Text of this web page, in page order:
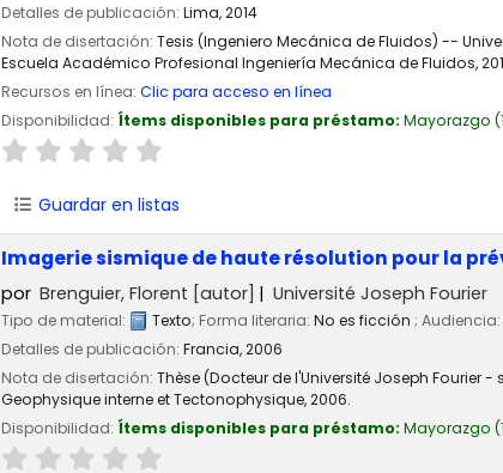
Detalles de publicación: Lima,2014
Nota de disertación: Tesis (Ingeniero Mecánica de Fluidos) --
Escuela Académico Profesional Ingeniería Mecánica de Fluidos,
Recursos en línea: Clic para acceso en línea
Disponibilidad: Ítems disponibles para préstamo: Mayorazgo
Guardar en listas
Imagerie sismique de haute résolution pour la
por Brenguier, Florent [autor] Université Joseph Fourier
Tipo de material: Texto; Forma literaria: No es ficción ; Audiencia:
Detalles de publicación: Francia,2006
Nota de disertación: Thèse (Docteur de l'Université Joseph Fourier
Geophysique interne et Tectonophysique, 2006.
Disponibilidad: Ítems disponibles para préstamo: Mayorazgo